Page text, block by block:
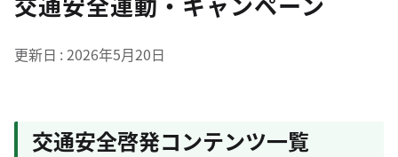
更新日 2026年5月20日
交通安全啓発コンテンツ一覧